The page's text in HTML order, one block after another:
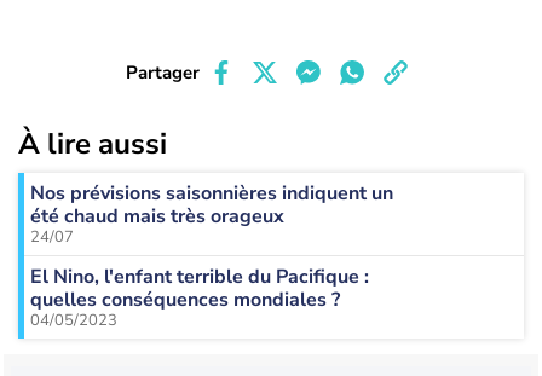
Partager
À lire aussi
Nos prévisions saisonnières indiquent un
été chaud mais très orageux
24/07
El Nino, l'enfant terrible du Pacifique :
quelles conséquences mondiales ?
04/05/2023